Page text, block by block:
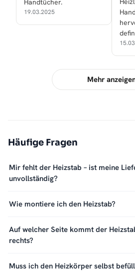
Handtücher.
19.03.2025
Mehr
Häufige Fragen
Mir fehlt der Heizstab – ist meine
unvollständig?
Wie montiere ich den Heizstab?
Auf welcher Seite kommt der
rechts?
Muss ich den Heizkörper selbst